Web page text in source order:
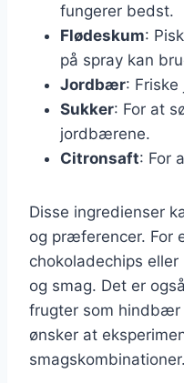
fungerer bedst.
Flødeskum:
på spray kan
Jordbær:
Sukker: For at
jordbærene.
Citronsaft: For
Disse ingredienser
og præferencer. For
chokoladechips
og smag. Det er
frugter som
ønsker at
smagskombinationer.